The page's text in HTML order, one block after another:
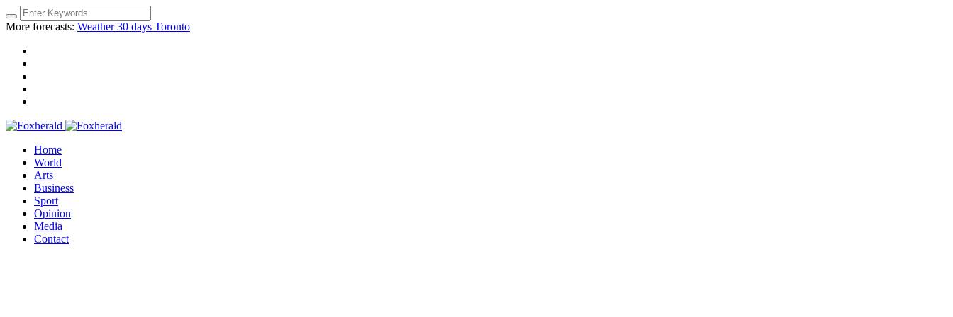
More forecasts: Weather 30 days Toronto
Home
World
Arts
Business
Sport
Opinion
Media
Contact